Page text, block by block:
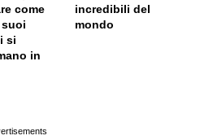
come
si
in
incredibili del
mondo